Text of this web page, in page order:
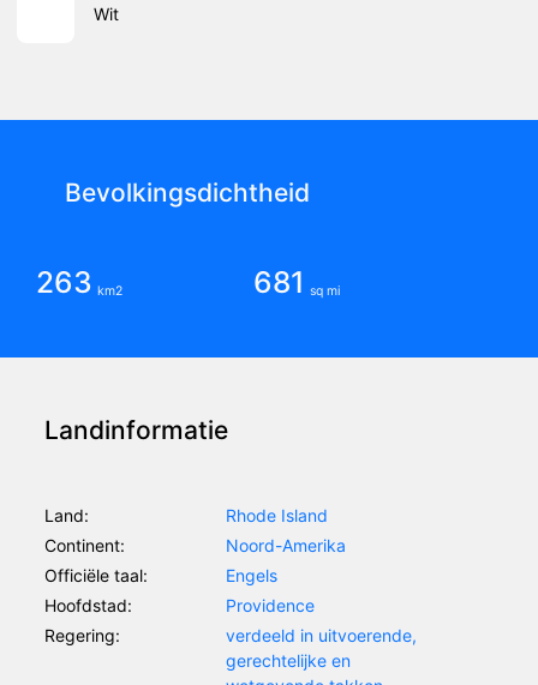
Wit
Bevolkingsdichtheid
263 km2 681 sq mi
Landinformatie
Land:
Rhode Island
Continent:
Noord-Amerika
Officiële taal:
Engels
Hoofdstad:
Providence
Regering:
verdeeld in uitvoerende,
gerechtelijke en